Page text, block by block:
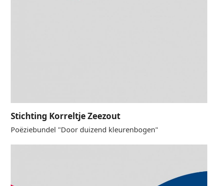
Stichting Korreltje Zeezout
Poëziebundel "Door duizend kleurenbogen"